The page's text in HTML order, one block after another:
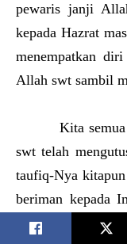
pewaris janji
kepada Hazrat
menempatkan
Allah swt sambil
Kita semua
swt telah
taufiq-Nya
beriman kepada
telah